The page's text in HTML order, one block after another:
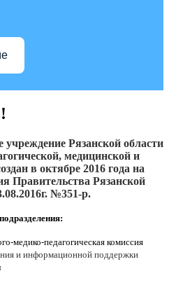
учреждение Рязанской области
медицинской и
в октябре 2016года на
Правительства Рязанской
№351-р.
медико-педагогическая комиссия
и информационной поддержки